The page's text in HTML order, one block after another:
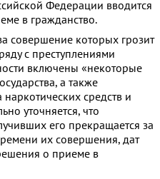
Федерации вводится
в гражданство.
совершение которых грозит
с преступлениями
включены «некоторые
а также
средств и
уточняется, что
его прекращается за
их совершения, дат
о приеме в